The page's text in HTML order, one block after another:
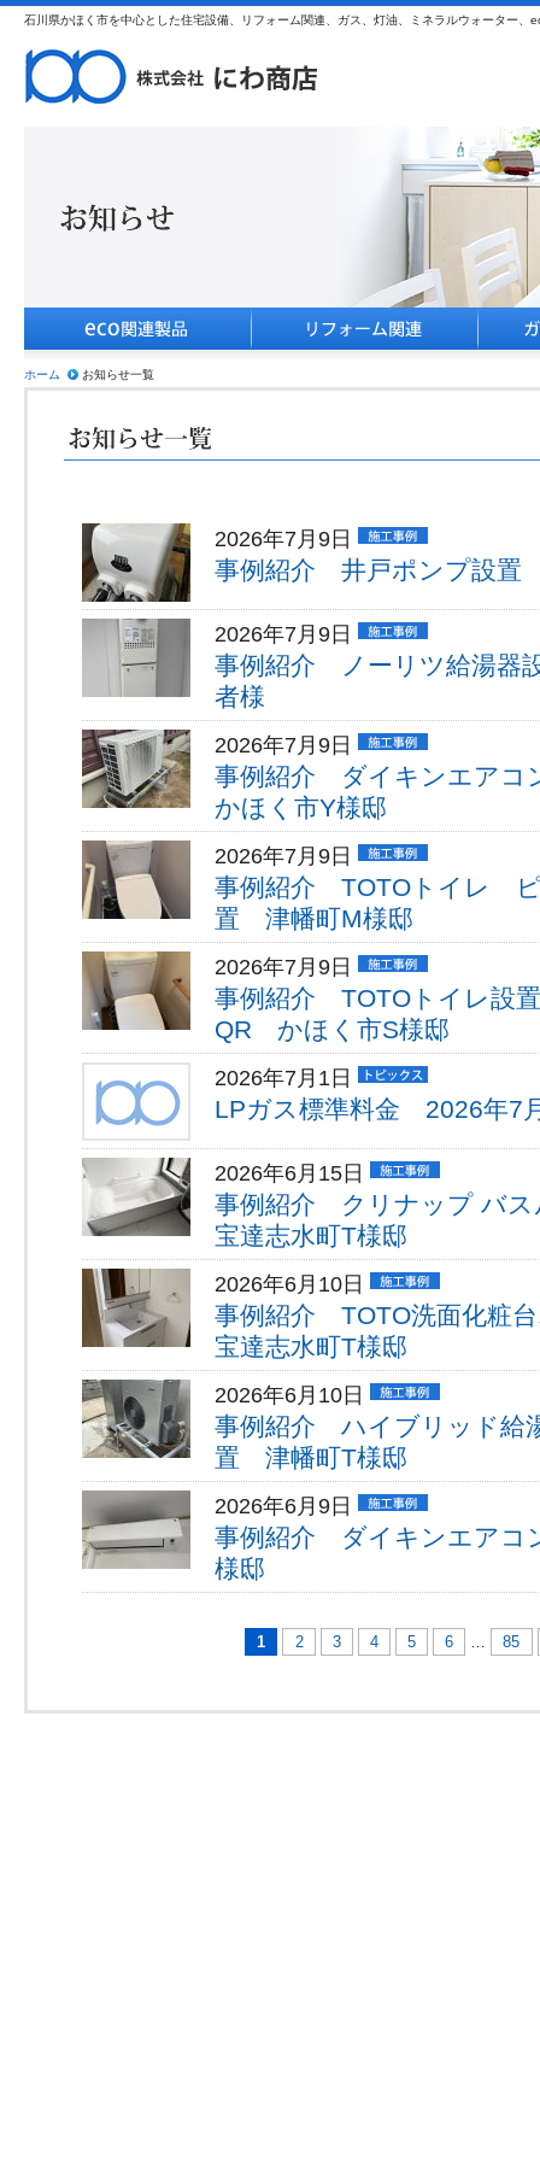
石川県かほく市を中心とした住宅設備、リフォーム関連、ガス、灯油、ミネラルウォーター、
ホーム お知らせ一覧
2026年7月9日
事例紹介 井戸ポンプ設置
2026年7月9日
事例紹介 ノーリツ給湯器
者様
2026年7月9日
事例紹介 ダイキンエア
かほく市Y様邸
2026年7月9日
事例紹介 TOTOトイレ ピ
置 津幡町M様邸
2026年7月9日
事例紹介 TOTOトイレ設
QR かほく市S様邸
2026年7月1日
LPガス標準料金 2026年7
2026年6月15日
事例紹介 クリナップ バ
宝達志水町T様邸
2026年6月10日
事例紹介 TOTO洗面化粧
宝達志水町T様邸
2026年6月10日
事例紹介 ハイブリッド給
置 津幡町T様邸
2026年6月9日
事例紹介 ダイキンエアコ
様邸
1 2 3 4 5 6 … 85